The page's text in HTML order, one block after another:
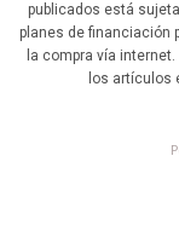
publicados está
planes de financiación
la compra vía
los artículos